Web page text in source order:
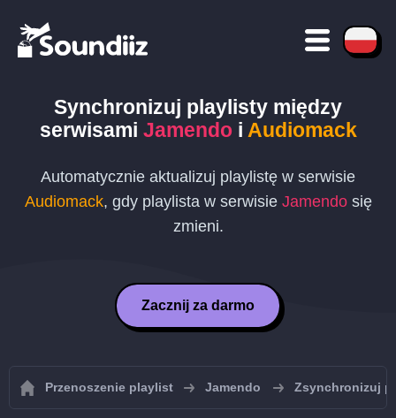
Synchronizuj playlisty między
serwisami Jamendoi Audiomack
Automatycznie aktualizuj playlistę w serwisie
Audiomack, gdy playlista w serwisie Jamendosię
zmieni.
Zacznij za darmo
Przenoszenie playlist Jamendo Zsynchronizuj